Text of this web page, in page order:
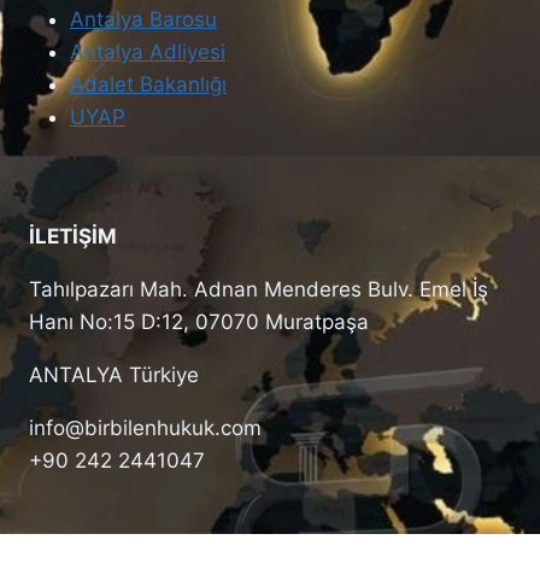
Antalya Barosu
Antalya Adliyesi
Adalet Bakanlığı
UYAP
İLETİŞİM
Tahılpazarı Mah. Adnan Menderes Bulv. Emel İş
Hanı No:15 D:12, 07070 Muratpaşa
ANTALYA Türkiye
info@birbilenhukuk.com
+90 242 2441047